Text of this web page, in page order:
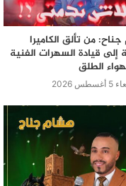
من تألق الكاميرا
إلى قيادة السهرات الفنية
الطلق
2026